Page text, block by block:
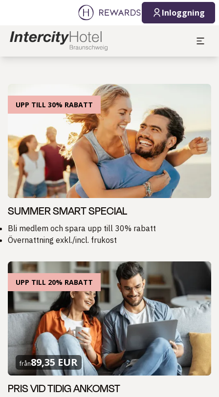
Inloggning
UPP TILL 30% RABATT
SUMMER SMART SPECIAL
Bli medlem och spara upp till 30% rabatt
Övernattning exkl./incl. frukost
UPP TILL 20% RABATT
från89,35 EUR
PRIS VID TIDIG ANKOMST